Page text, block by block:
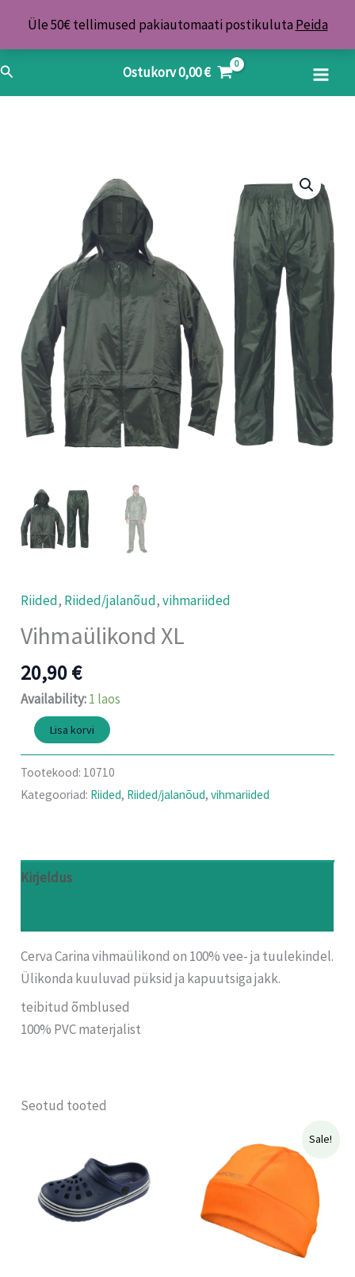
Üle 50€ tellimused pakiautomaati postikuluta Peida
content
Search Ostukorv0,00€
Riided, Riided/jalanõud,vihmariided
Vihmaülikond XL
20,90€
Availability:1 laos
Lisa korvi
Tootekood: 10710
Kategooriad: Riided, Riided/jalanõud,vihmariided
Kirjeldus
Cerva Carina vihmaülikond on 100% vee- ja tuulekindel.
Ülikonda kuuluvad püksid ja kapuutsiga jakk.
teibitud õmblused
100% PVC materjalist
Seotud tooted
Sale!
hind
oli:
19,90 €.
Praegune
hind
on: